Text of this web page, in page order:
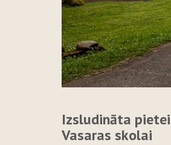
Izsludināta
Vasaras skolai